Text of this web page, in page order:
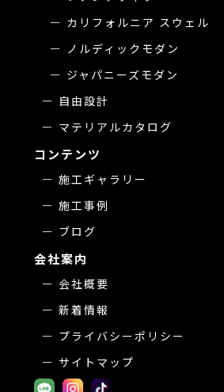
カリフォルニア スウェル
ノルディックモダン
ジャパニーズモダン
自由設計
マテリアルカタログ
コンテンツ
施工ギャラリー
施工事例
ブログ
会社案内
会社概要
新着情報
プライバシーポリシー
サイトマップ